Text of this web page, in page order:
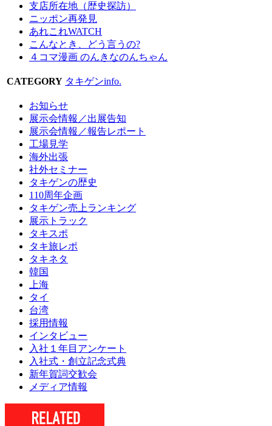
支店所在地（歴史探訪）
ニッポン再発見
あれこれWATCH
こんなとき、どう言うの?
４コマ漫画 のんきなのんちゃん
CATEGORY タキゲンinfo.
お知らせ
展示会情報／出展告知
展示会情報／報告レポート
工場見学
海外出張
社外セミナー
タキゲンの歴史
110周年企画
タキゲン売上ランキング
展示トラック
タキスポ
タキ旅レポ
タキネタ
韓国
上海
タイ
台湾
採用情報
インタビュー
入社１年目アンケート
入社式・創立記念式典
新年賀詞交歓会
メディア情報